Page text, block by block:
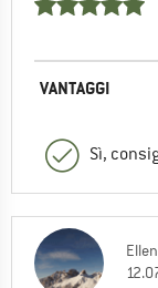
VANTAGGI
Sì,
Ellen